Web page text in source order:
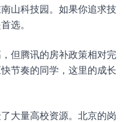
山科技园。如果你追求技
选。
但腾讯的房补政策相对完
节奏的同学，这里的成长
大量高校资源。北京的岗